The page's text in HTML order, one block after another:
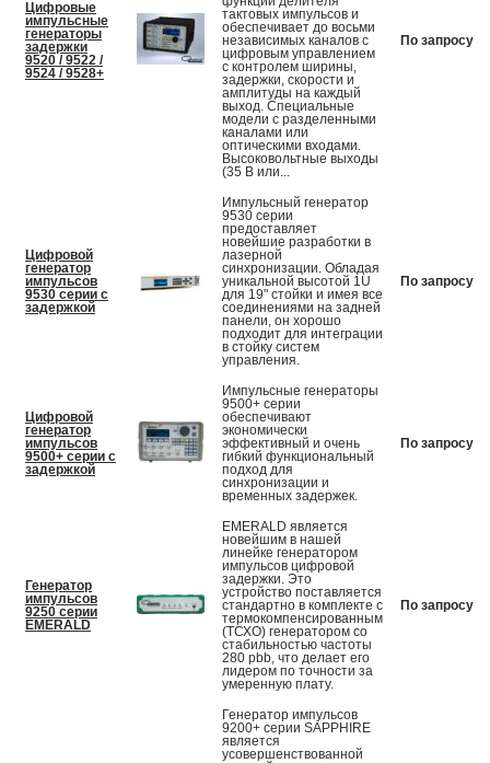
Цифровые
импульсные
генераторы
задержки
9520 / 9522 /
9524 / 9528+
тактовых импульсов и
обеспечивает до восьми
независимых каналов с
цифровым управлением
с контролем ширины,
задержки, скорости и
амплитуды на каждый
выход. Специальные
модели с разделенными
каналами или
оптическими входами.
Высоковольтные выходы
(35 В или...
По запросу
Цифровой
генератор
импульсов
9530 серии с
задержкой
Импульсный генератор
9530 серии
предоставляет
новейшие разработки в
лазерной
синхронизации. Обладая
уникальной высотой 1U
для 19" стойки и имея все
соединениями на задней
панели, он хорошо
подходит для интеграции
в стойку систем
управления.
По запросу
Цифровой
генератор
импульсов
9500+ серии с
задержкой
Импульсные генераторы
9500+ серии
обеспечивают
экономически
эффективный и очень
гибкий функциональный
подход для
синхронизации и
временных задержек.
По запросу
Генератор
импульсов
9250 серии
EMERALD
EMERALD является
новейшим в нашей
линейке генератором
импульсов цифровой
задержки. Это
устройство поставляется
стандартно в комплекте с
термокомпенсированным
(ТСХО) генератором со
стабильностью частоты
280 pbb, что делает его
лидером по точности за
умеренную плату.
По запросу
Генератор импульсов
9200+ серии SAPPHIRE
является
усовершенствованной